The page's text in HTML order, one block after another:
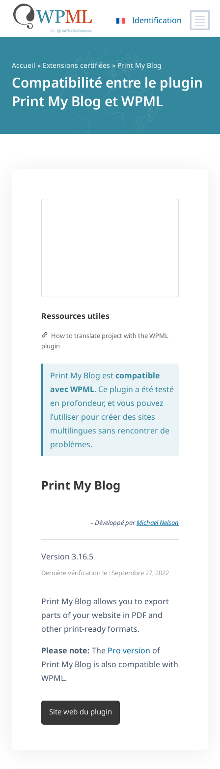
contenu
Identification
Accueil » Extensions certifiées » Print My Blog
Compatibilité entre le plugin
Print My Blog et WPML
Ressources utiles
How to translate project with the WPML
plugin
Print My Blog estcompatible
avec WPML. Ce plugin a été testé
en profondeur, et vous pouvez
l’utiliser pour créer des sites
multilingues sans rencontrer de
problèmes.
Print My Blog
– Développé parMichael Nelson
Version 3.16.5
Dernière vérification le : Septembre 27, 2022
Print My Blog allows you to export
parts of your website in PDF and
other print-ready formats.
Please note: The Pro version of
Print My Blog is also compatible with
WPML.
Site web du plugin